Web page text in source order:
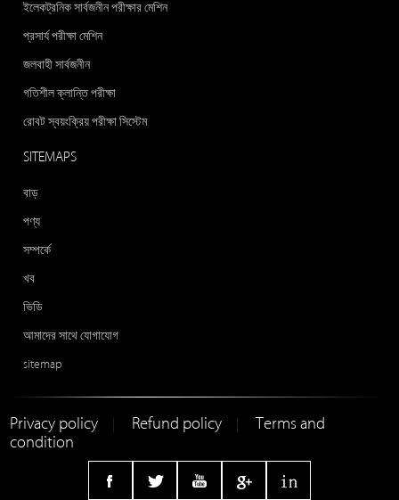
ইলেকট্রনিক সার্বজনীন পরীক্ষার মেশিন
প্রসার্য পরীক্ষা মেশিন
জলবাহী সার্বজনীন
গতিশীল ক্লান্তি পরীক্ষা
রোবট স্বয়ংক্রিয় পরীক্ষা সিস্টেম
SITEMAPS
বাড়
পণ্য
সম্পর্কে
খব
ভিডি
আমাদের সাথে যোগাযোগ
sitemap
Privacy policy Refund policy
Terms and
condition